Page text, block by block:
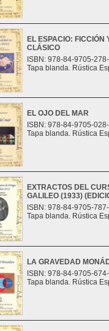
EL ESPACIO:
CLÁSICO
ISBN: 978-84-9705-
Tapa blanda. Rústica
EL OJO DEL MAR
ISBN: 978-84-9705-
Tapa blanda. Rústica
EXTRACTOS DEL
GALILEO (1933)
ISBN: 978-84-9705-
Tapa blanda. Rústica
LA GRAVEDAD
ISBN: 978-84-9705-
Tapa blanda. Rústica